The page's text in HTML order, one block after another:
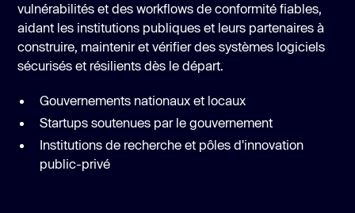
vulnérabilités et des workflows de conformité fiables,
aidant les institutions publiques et leurs partenaires à
construire, maintenir et vérifier des systèmes logiciels
sécurisés et résilients dès le départ.
Gouvernements nationaux et locaux
Startups soutenues par le gouvernement
Institutions de recherche et pôles d'innovation
public-privé